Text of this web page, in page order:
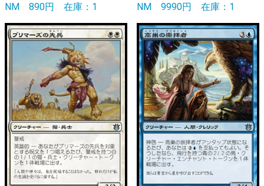
NM 890円 在庫：1
NM 9990円 在庫：1